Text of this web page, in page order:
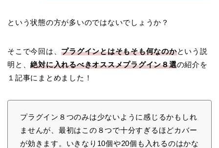
という状態の方が多いのではないでしょうか？
そこで今回は、プラグインとはそもそも何なのかという説
明と、絶対に入れるべきオススメプラグイン８選の紹介を
１記事にまとめました！
プラグイン８つのみは少ないように感じるかもしれ
ませんが、最初はこの８つで十分すぎるほどカバー
が効きます。いきなり10個や20個も入れるのはかな